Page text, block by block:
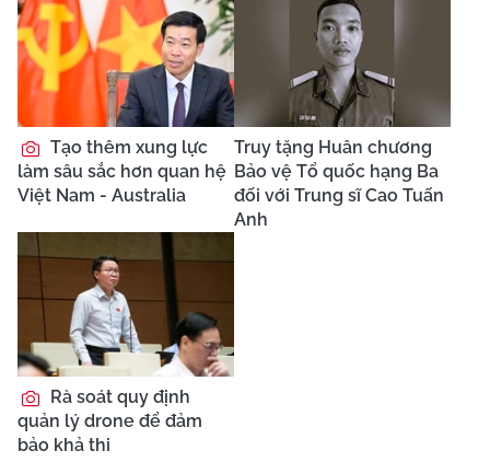
Tạo thêm xung lực
làm sâu sắc hơn quan hệ
Việt Nam - Australia
Truy tặng Huân chương
Bảo vệ Tổ quốc hạng Ba
đối với Trung sĩ Cao Tuấn
Anh
Rà soát quy định
quản lý drone để đảm
bảo khả thi